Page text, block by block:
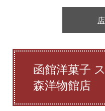
函館洋菓子
森洋物館店